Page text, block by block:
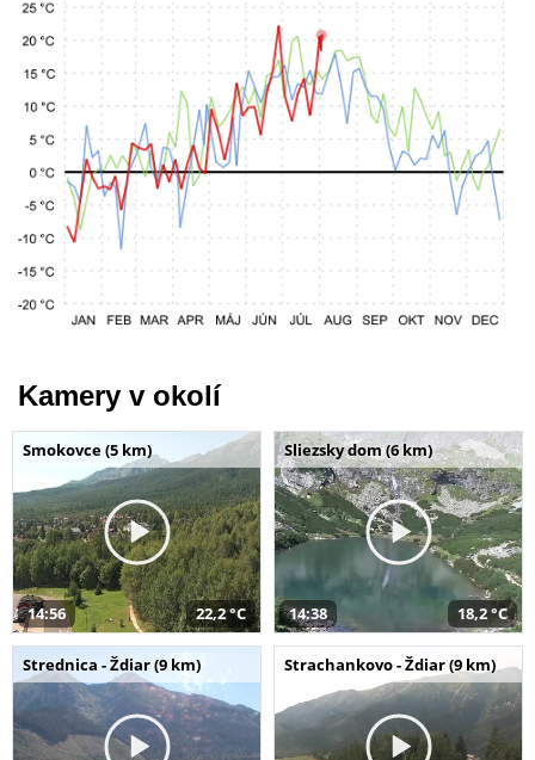
Kamery v okolí
Smokovce (5 km)
14:56 22,2 °C
Sliezsky dom (6 km)
14:38 18,2 °C
Strednica - Ždiar (9 km) Strachankovo - Ždiar (9 km)